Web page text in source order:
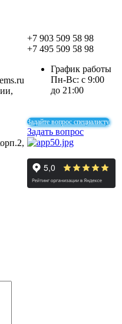
+7 903 509 58 98
+7 495 509 58 98
График работы
Пн-Вс: с 9:00
до 21:00
Задайте вопрос специалисту
Задать вопрос